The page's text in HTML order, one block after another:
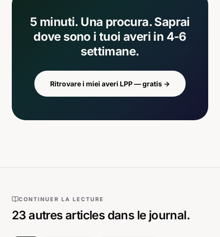
5 minuti. Una procura. Saprai
dove sono i tuoi averi in 4-6
settimane.
Ritrovare i miei averi LPP — gratis →
CONTINUER LA LECTURE
23 autres articlesdans le journal.